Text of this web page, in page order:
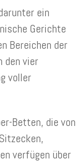
ein
Gerichte
Bereichen der
den vier
voller
Betten, die von
verfügen über